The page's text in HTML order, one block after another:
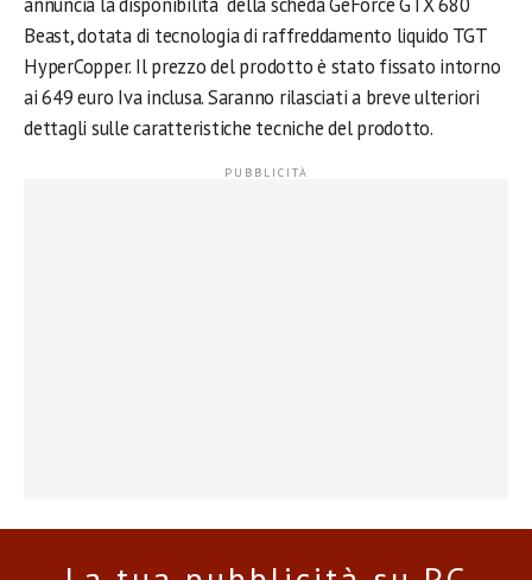
Beast, dotata di tecnologia di raffreddamento liquido TGT
HyperCopper. Il prezzo del prodotto è stato fissato intorno
ai 649 euro Iva inclusa. Saranno rilasciati a breve ulteriori
dettagli sulle caratteristiche tecniche del prodotto.